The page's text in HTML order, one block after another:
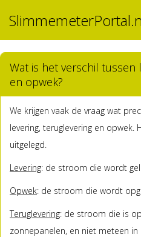
Wat is het verschil tussen
en opwek?
We krijgen vaak de vraag wat
levering, teruglevering en
uitgelegd.
Levering: de stroom die wordt
Opwek: de stroom die wordt
Teruglevering: de stroom die is
zonnepanelen, en niet meteen